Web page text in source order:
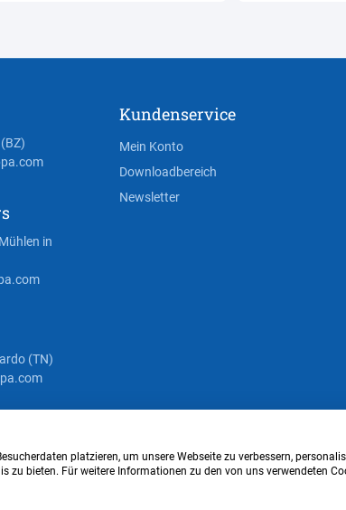
in
(TN)
Kundenservice
Mein Konto
Downloadbereich
Newsletter
Nr. IT00676670219 AGB
platzieren, um unsere Webseite zu verbessern,
zu bieten. Für weitere Informationen zu den von uns verwendeten